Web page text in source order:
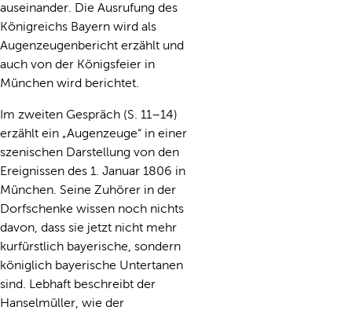
auseinander. Die Ausrufung des
Königreichs Bayern wird als
Augenzeugenbericht erzählt und
auch von der Königsfeier in
München wird berichtet.
Im zweiten Gespräch (S. 11–14)
erzählt ein „Augenzeuge“ in einer
szenischen Darstellung von den
Ereignissen des 1. Januar 1806 in
München. Seine Zuhörer in der
Dorfschenke wissen noch nichts
davon, dass sie jetzt nicht mehr
kurfürstlich bayerische, sondern
königlich bayerische Untertanen
sind. Lebhaft beschreibt der
Hanselmüller, wie der